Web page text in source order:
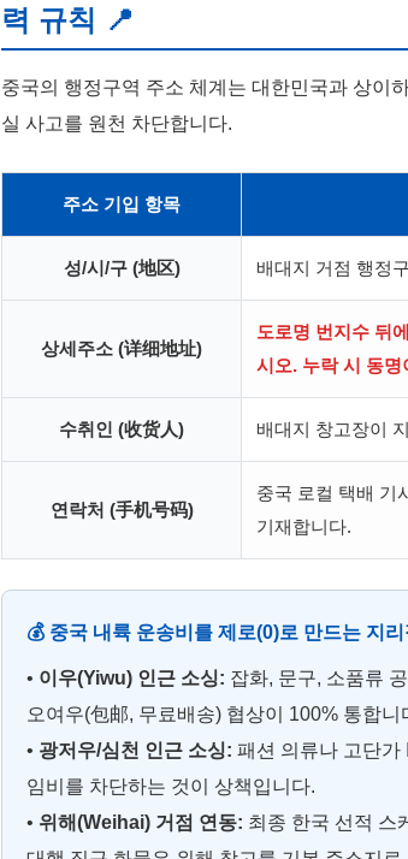
력 규칙 📍
중국의 행정구역 주소 체계는 대한민국과 상이
실 사고를 원천 차단합니다.
주소 기입 항목
성/시/구 (地区) 배대지 거점 행정
상세주소 (详细地址)
도로명 번지수 뒤
시오. 누락 시 동
수취인 (收货人) 배대지 창고장이
연락처 (手机号码)
중국 로컬 택배 기
기재합니다.
💰 중국 내륙 운송비를 제로(0)로 만드는 지
• 이우(Yiwu) 인근 소싱: 잡화, 문구, 소품류
오여우(包邮, 무료배송) 협상이 100% 통합니
• 광저우/심천 인근 소싱: 패션 의류나 고단가
임비를 차단하는 것이 상책입니다.
• 위해(Weihai) 거점 연동: 최종 한국 선적 스